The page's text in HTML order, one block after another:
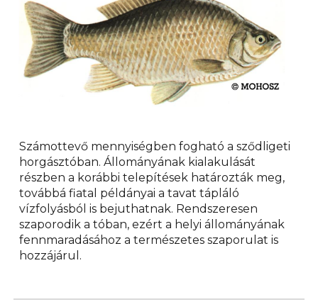
Számottevő mennyiségben fogható a sződligeti
horgásztóban. Állományának kialakulását
részben a korábbi telepítések határozták meg,
továbbá fiatal példányai a tavat tápláló
vízfolyásból is bejuthatnak. Rendszeresen
szaporodik a tóban, ezért a helyi állományának
fennmaradásához a természetes szaporulat is
hozzájárul.